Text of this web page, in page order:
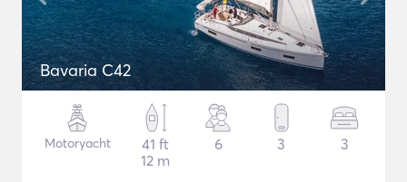
Bavaria C42
Motoryacht
41 ft
12 m
6 3 3